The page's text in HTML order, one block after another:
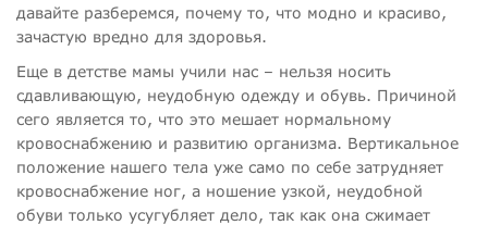
давайте разберемся, почему то, что модно и красиво,
зачастую вредно для здоровья.
Еще в детстве мамы учили нас – нельзя носить
сдавливающую, неудобную одежду и обувь. Причиной
сего является то, что это мешает нормальному
кровоснабжению и развитию организма. Вертикальное
положение нашего тела уже само по себе затрудняет
кровоснабжение ног, а ношение узкой, неудобной
обуви только усугубляет дело, так как она сжимает